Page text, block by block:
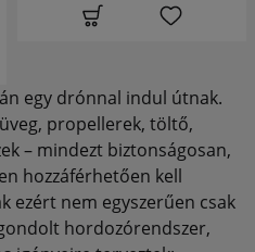
egy drónnal indul útnak.
propellerek, töltő,
– mindezt biztonságosan,
hozzáférhetően kell
ezért nem egyszerűen csak
hordozórendszer,